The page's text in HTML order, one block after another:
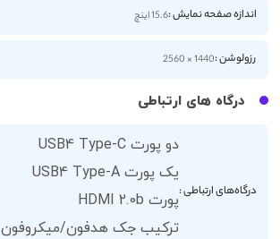
اندازه صفحه نمایش :15.6 اینچ
رزولوشن :1440 × 2560
درگاه های ارتباطی
درگاه‌های ارتباطی :
دو پورت USB4 Type-C
یک پورت USB4 Type-A
پورت HDMI 2.0b
ترکیب جک هدفون/میکروفون